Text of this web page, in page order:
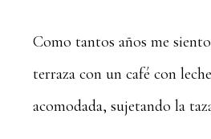
Como tantos años me
terraza con un café con
acomodada, sujetando la